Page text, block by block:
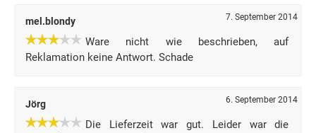
mel.blondy 7. September 2014
Ware nicht wie beschrieben, auf
Reklamation keine Antwort. Schade
Jörg 6. September 2014
Die Lieferzeit war gut. Leider war die